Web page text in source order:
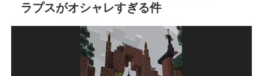
ラプスがオシャレすぎる件